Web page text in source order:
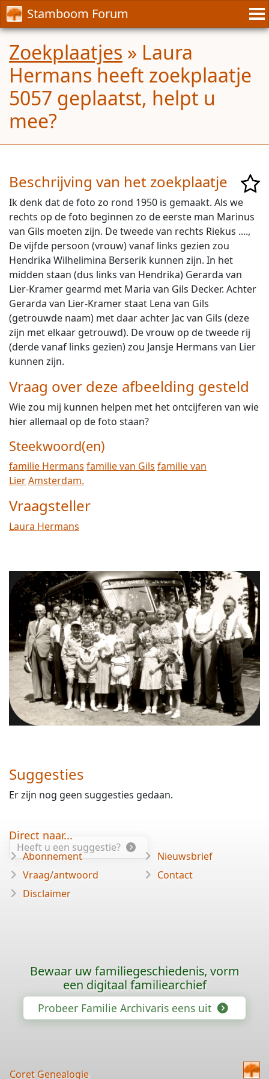
Stamboom Forum
Zoekplaatjes » Laura
Hermans heeft zoekplaatje
5057 geplaatst, helpt u
mee?
Beschrijving van het zoekplaatje
Ik denk dat de foto zo rond 1950 is gemaakt. Als we
rechts op de foto beginnen zo de eerste man Marinus
van Gils moeten zijn. De tweede van rechts Riekus ....,
De vijfde persoon (vrouw) vanaf links gezien zou
Hendrika Wilhelimina Berserik kunnen zijn. In het
midden staan (dus links van Hendrika) Gerarda van
Lier-Kramer gearmd met Maria van Gils Decker. Achter
Gerarda van Lier-Kramer staat Lena van Gils
(getrouwde naam) met daar achter Jac van Gils (deze
zijn met elkaar getrouwd). De vrouw op de tweede rij
(derde vanaf links gezien) zou Jansje Hermans van Lier
kunnen zijn.
Vraag over deze afbeelding gesteld
Wie zou mij kunnen helpen met het ontcijferen van wie
hier allemaal op de foto staan?
Steekwoord(en)
familie Hermans familie van Gils familie van
LierAmsterdam.
Vraagsteller
Laura Hermans
Suggesties
Er zijn nog geen suggesties gedaan.
Heeft u een suggestie?
Direct naar...
Abonnement
Vraag/antwoord
Disclaimer
Nieuwsbrief
Contact
Bewaar uw familiegeschiedenis, vorm
een digitaal familiearchief
Probeer Familie Archivaris eens uit
Coret Genealogie